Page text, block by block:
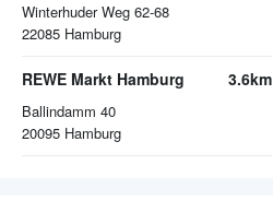
Winterhuder Weg 62-68
22085 Hamburg
REWE Markt Hamburg
Ballindamm 40
20095 Hamburg
3.6km